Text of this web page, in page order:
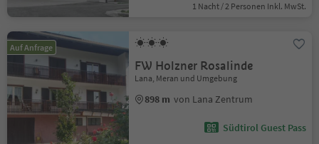
1 Nacht / 2 Personen Inkl. MwSt.
Auf Anfrage
FW Holzner Rosalinde
Lana, Meran und Umgebung
898 m von Lana Zentrum
Südtirol Guest Pass